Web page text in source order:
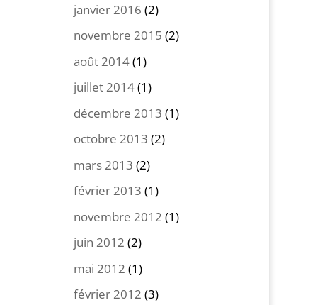
janvier 2016 (2)
novembre 2015 (2)
août 2014(1)
juillet 2014(1)
décembre 2013 (1)
octobre 2013 (2)
mars 2013 (2)
février 2013 (1)
novembre 2012 (1)
juin 2012 (2)
mai 2012 (1)
février 2012 (3)